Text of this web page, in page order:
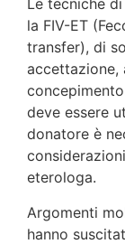
Le tecniche
la FIV-ET
transfer), di
accettazione,
deve essere
donatore è
eterologa.
Argomenti
hanno